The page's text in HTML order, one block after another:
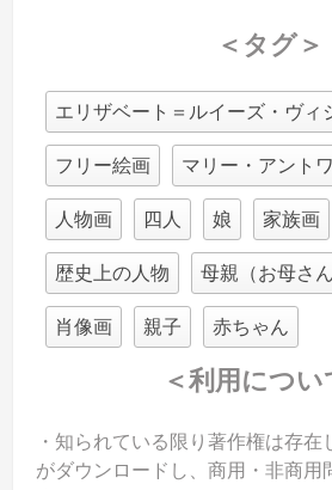
＜タグ＞
エリザベート＝ルイーズ・ヴィ
フリー絵画 マリー・アント
人物画 四人 娘 家族画
歴史上の人物 母親（お母さん
肖像画 親子 赤ちゃん
＜利用につい
・知られている限り著作権は存
がダウンロードし、商用・非商用